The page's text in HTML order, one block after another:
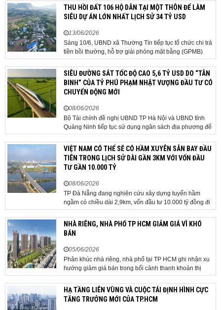
địa phương 2 cấp, phát triển nhà ở xã hội và xử lý các
vướng mắc về cơ chế, chính...
THU HỒI ĐẤT 106 HỘ DÂN TẠI MỘT THÔN ĐỂ LÀM
SIÊU DỰ ÁN LỚN NHẤT LỊCH SỬ 34 TỶ USD
13/06/2026
Sáng 10/6, UBND xã Thường Tín tiếp tục tổ chức chi trả
tiền bồi thường, hỗ trợ giải phóng mặt bằng (GPMB)
cho 106 hộ gia đình, cá nhân thuộc diện thu hồi đất để
thực hiện dự án Khu đô thị thể thao Quốc tế Hà Nội trên
địa bàn thôn Nhuệ Giang. Trong...
SIÊU ĐƯỜNG SẮT TỐC ĐỘ CAO 5,6 TỶ USD DO “TÂN
BINH” CỦA TỶ PHÚ PHẠM NHẬT VƯỢNG ĐẦU TƯ CÓ
CHUYỂN ĐỘNG MỚI
08/06/2026
Bộ Tài chính đề nghị UBND TP Hà Nội và UBND tỉnh
Quảng Ninh tiếp tục sử dụng ngân sách địa phương để
thực hiện công tác giải phóng mặt bằng đối với phần
tuyến đi qua địa bàn hai địa phương, bảo đảm tiến độ
triển khai. Bộ Tài chính vừa có công văn...
VIỆT NAM CÓ THỂ SẼ CÓ HẦM XUYÊN SÂN BAY ĐẦU
TIÊN TRONG LỊCH SỬ DÀI GẦN 3KM VỚI VỐN ĐẦU
TƯ GẦN 10.000 TỶ
08/06/2026
TP Đà Nẵng đang nghiên cứu xây dựng tuyến hầm
ngầm có chiều dài 2,9km, vốn đầu tư 10.000 tỷ đồng đi
qua sân bay quốc tế. TP Đà Nẵng đang nghiên cứu một
phương án hạ tầng mang tính đột phá khi đề xuất xây
dựng tuyến hầm ngầm xuyên qua khu vực sân...
NHÀ RIÊNG, NHÀ PHỐ TP HCM GIẢM GIÁ VÌ KHÓ
BÁN
05/06/2026
Phân khúc nhà riêng, nhà phố tại TP HCM ghi nhận xu
hướng giảm giá bán trong bối cảnh thanh khoản thị
trường suy yếu, người mua thận trọng. Sau hơn 5 tháng
rao bán căn nhà trong hẻm khu vực Bảy Hiền, anh
Minh, một chủ nhà tại TP HCM, chấp nhận hạ giá...
HẠ TẦNG LIÊN VÙNG VÀ CUỘC TÁI ĐỊNH HÌNH CỰC
TĂNG TRƯỞNG MỚI CỦA TP.HCM